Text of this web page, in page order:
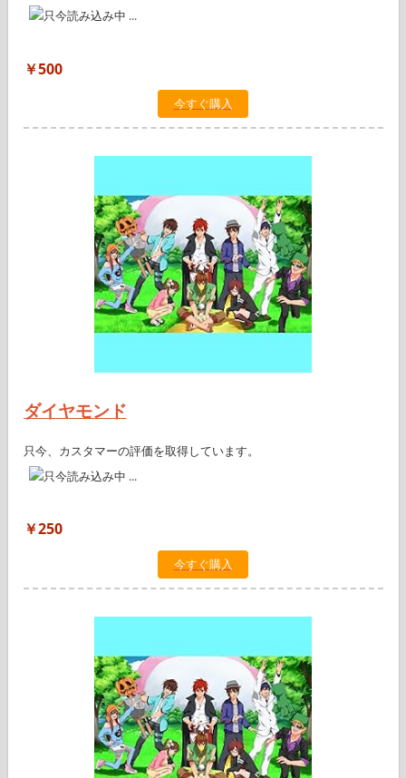
￥500
今すぐ購入
ダイヤモンド
只今、カスタマーの評価を取得しています。
￥250
今すぐ購入